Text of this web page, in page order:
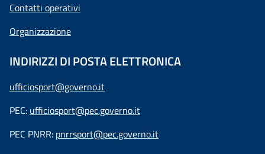
Contatti operativi
Organizzazione
INDIRIZZI DI POSTA ELETTRONICA
ufficiosport@governo.it
PEC: ufficiosport@pec.governo.it
PEC PNRR: pnrrsport@pec.governo.it